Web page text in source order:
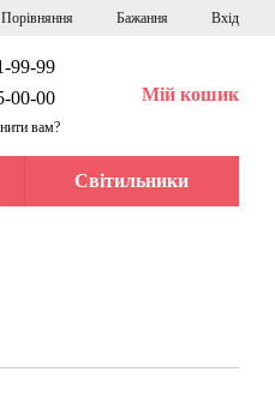
Порівняння Бажання Вхід
99-99
00-00
вам?
Мій кошик
Світильники